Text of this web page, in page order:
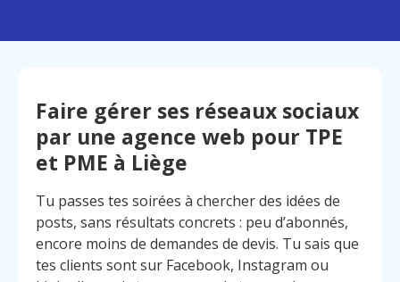
Faire gérer ses réseaux sociaux
par une agence web pour TPE
et PME à Liège
Tu passes tes soirées à chercher des idées de
posts, sans résultats concrets : peu d’abonnés,
encore moins de demandes de devis. Tu sais que
tes clients sont sur Facebook, Instagram ou